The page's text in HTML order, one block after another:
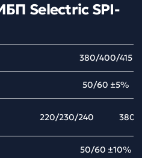
Selectric SPI-
380/400/415
50/60 ±5%
220/230/240 380/
50/60 ±10%